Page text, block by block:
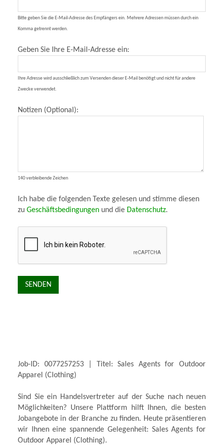
Bitte geben Sie die E-Mail-Adresse des Empfängers ein. Mehrere Adressen müssen durch ein
Komma getrennt werden.
Geben Sie Ihre E-Mail-Adresse ein:
Ihre Adresse wird ausschließlich zum Versenden dieser E-Mail benötigt und nicht für andere
Zwecke verwendet.
Notizen (Optional):
140 verbleibende Zeichen
Ich habe die folgenden Texte gelesen und stimme diesen
zu Geschäftsbedingungen und die Datenschutz.
Job-ID: 0077257253 | Titel: Sales Agents for Outdoor
Apparel (Clothing)
Sind Sie ein Handelsvertreter auf der Suche nach neuen
Möglichkeiten? Unsere Plattform hilft Ihnen, die besten
Jobangebote in der Branche zu finden. Heute präsentieren
wir Ihnen eine spannende Gelegenheit: Sales Agents for
Outdoor Apparel (Clothing).